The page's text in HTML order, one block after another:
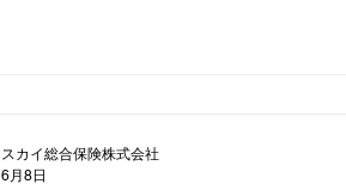
スカイ総合保険株式会社
6月8日